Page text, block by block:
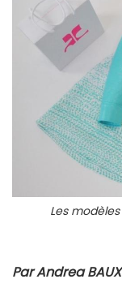
Les
Par Andrea BAUX